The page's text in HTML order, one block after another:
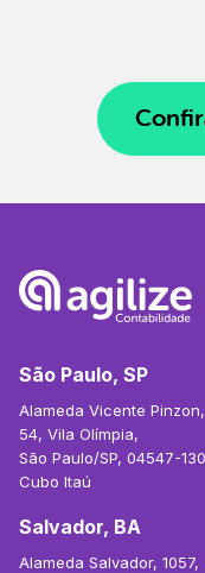
São Paulo, SP
Alameda Vicente Pinzon,
54, Vila Olímpia,
São Paulo/SP, 04547-
Cubo Itaú
Salvador, BA
Alameda Salvador, 1057,